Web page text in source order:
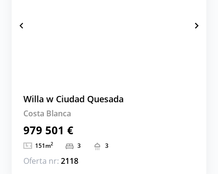
Willa w Ciudad Quesada
Costa Blanca
979 501 €
151m2 3 3
Oferta nr: 2118